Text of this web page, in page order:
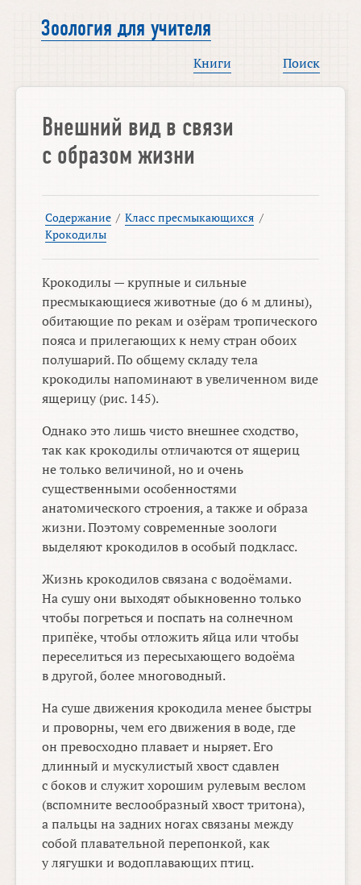
Зоология для учителя
Книги Поиск
Внешний вид в связи
с образом жизни
Содержание / Класс пресмыкающихся /
Крокодилы
Крокодилы — крупные и сильные
пресмыкающиеся животные (до 6 м длины),
обитающие по рекам и озёрам тропического
пояса и прилегающих к нему стран обоих
полушарий. По общему складу тела
крокодилы напоминают в увеличенном виде
ящерицу (рис. 145).
Однако это лишь чисто внешнее сходство,
так как крокодилы отличаются от ящериц
не только величиной, но и очень
существенными особенностями
анатомического строения, а также и образа
жизни. Поэтому современные зоологи
выделяют крокодилов в особый подкласс.
Жизнь крокодилов связана с водоёмами.
На сушу они выходят обыкновенно только
чтобы погреться и поспать на солнечном
припёке, чтобы отложить яйца или чтобы
переселиться из пересыхающего водоёма
в другой, более многоводный.
На суше движения крокодила менее быстры
и проворны, чем его движения в воде, где
он превосходно плавает и ныряет. Его
длинный и мускулистый хвост сдавлен
с боков и служит хорошим рулевым веслом
(вспомните веслообразный хвост тритона),
а пальцы на задних ногах связаны между
собой плавательной перепонкой, как
у лягушки и водоплавающих птиц.